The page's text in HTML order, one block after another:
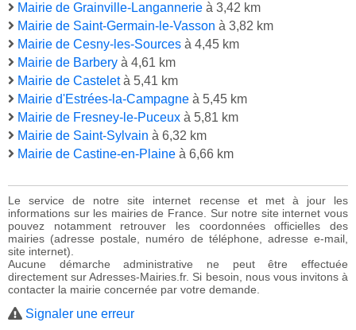
Mairie de Grainville-Langannerie à 3,42 km
Mairie de Saint-Germain-le-Vasson à 3,82 km
Mairie de Cesny-les-Sources à 4,45 km
Mairie de Barbery à 4,61 km
Mairie de Casteletà 5,41 km
Mairie d'Estrées-la-Campagne à 5,45 km
Mairie de Fresney-le-Puceux à 5,81 km
Mairie de Saint-Sylvain à 6,32 km
Mairie de Castine-en-Plaine à 6,66 km
Le service de notre site internet recense et met à jour les
informations sur les mairies de France. Sur notre site internet vous
pouvez notamment retrouver les coordonnées officielles des
mairies (adresse postale, numéro de téléphone, adresse e-mail,
site internet).
Aucune démarche administrative ne peut être effectuée
directement sur Adresses-Mairies.fr. Si besoin, nous vous invitons à
contacter la mairie concernée par votre demande.
Signaler une erreur